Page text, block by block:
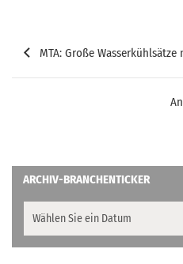
Beitragsnavigation
MTA: Große
ARCHIV-BRANCHENTICKER